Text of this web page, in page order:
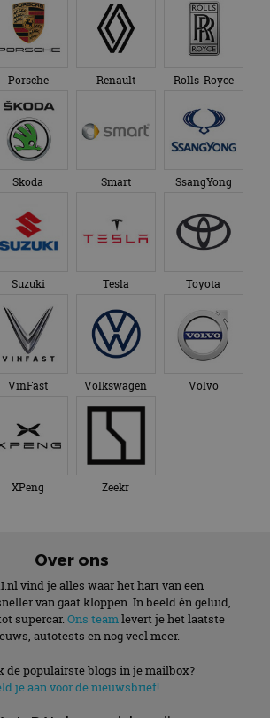
Porsche Renault Rolls-Royce
Skoda Smart SsangYong
Suzuki Tesla Toyota
VinFast Volkswagen Volvo
XPeng Zeekr
Over ons
vind je alles waar het hart van een
van gaat kloppen. In beeld én geluid,
supercar. Ons teamlevert je het laatste
autotests en nog veel meer.
de populairste blogs in je mailbox?
je aan voor de nieuwsbrief!